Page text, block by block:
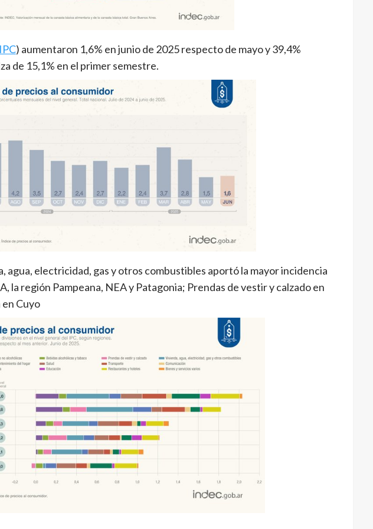
) aumentaron 1,6% en junio de 2025 respecto de mayo y 39,4%
de 15,1% en el primer semestre.
agua, electricidad, gas y otros combustibles aportó la mayor incidencia
la región Pampeana, NEA y Patagonia; Prendas de vestir y calzado en
Cuyo